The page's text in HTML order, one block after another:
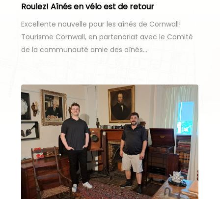
Roulez! Aînés en vélo est de retour
Excellente nouvelle pour les aînés de Cornwall!
Tourisme Cornwall, en partenariat avec le Comité
de la communauté amie des aînés…